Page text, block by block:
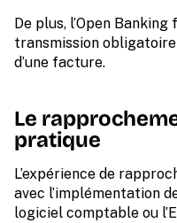
De plus, l’Open
transmission
d’une facture.
Le
pratique
L’expérience de
avec l’implémentation
logiciel comptable ou